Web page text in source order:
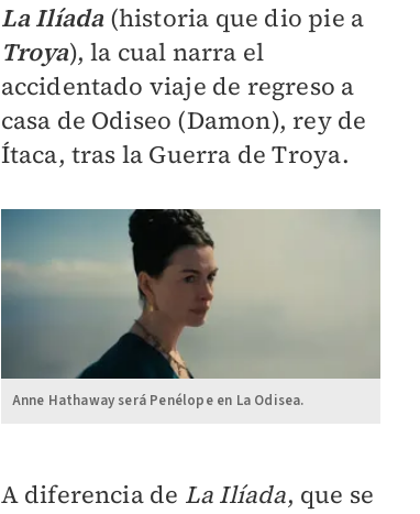
La Ilíada(historia que dio pie a
Troya), la cual narra el
accidentado viaje de regreso a
casa de Odiseo (Damon), rey de
Ítaca, tras la Guerra de Troya.
Anne Hathaway será Penélope en La Odisea.
A diferencia de La Ilíada, que se